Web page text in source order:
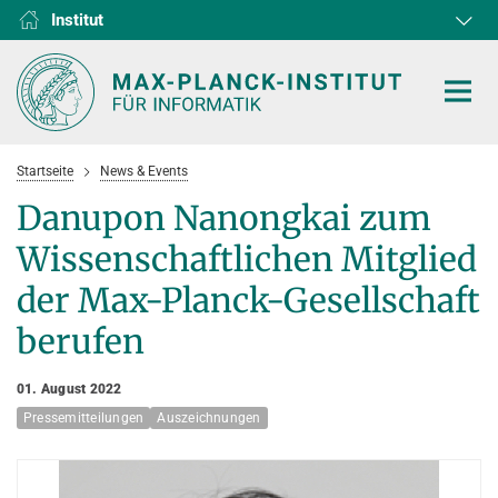
Institut
D1
D2
D3
D4
D5
D6
RG1
RG2
RG3
HOME
FORSCHUNG
ABTEILUNGEN
D1 Algorithms and Complexity
FORSCHUNG
Computer Science at Max Planck
NEWS & EVENTS
Startseite News & Events
Danupon Nanongkai zum
Wissenschaftlichen Mitglied
der Max-Planck-Gesellschaft
berufen
01. August 2022
Pressemitteilungen
Auszeichnungen